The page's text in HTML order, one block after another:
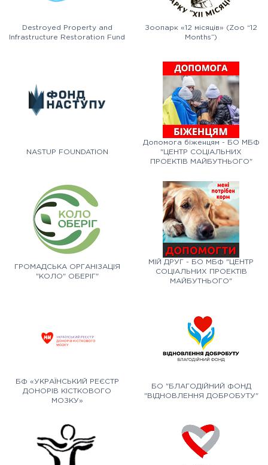
Destroyed Property and
Infrastructure Restoration Fund
Зоопарк «12 місяців» (Zoo “12
Months”)
NASTUP FOUNDATION
Допомога біженцям - БО МБФ
"ЦЕНТР СОЦІАЛЬНИХ
ПРОЕКТІВ МАЙБУТНЬОГО"
ГРОМАДСЬКА ОРГАНІЗАЦІЯ
"КОЛО" ОБЕРІГ"
МІЙ ДРУГ - БО МБФ "ЦЕНТР
СОЦІАЛЬНИХ ПРОЕКТІВ
МАЙБУТНЬОГО"
БФ «УКРАЇНСЬКИЙ РЕЄСТР
ДОНОРІВ КІСТКОВОГО
МОЗКУ»
БО "БЛАГОДІЙНИЙ ФОНД
"ВІДНОВЛЕННЯ ДОБРОБУТУ"